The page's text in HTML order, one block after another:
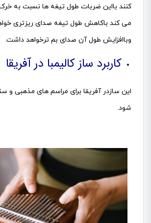
کنند بااین ضربات طول تیغه ها نسبت به خرک
می کند باکاهش طول تیغه صدای ریزتری
وباافزایش طول آن صدای بم ترخواهد داشت.
کاربرد ساز کالیمبا در آفریقا
این سازدر آفریقا برای مراسم های مذهبی و
شود.